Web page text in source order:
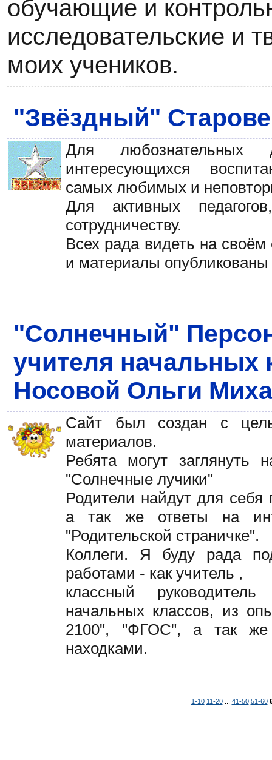
обучающие и
исследовательские и
моих учеников.
"Звёздный"
Для любознательных
интересующихся
самых любимых и
Для активных
сотрудничеству.
Всех рада видеть на
и материалы
"Солнечный"
учителя начальных
Носовой Ольги
Сайт был создан с
материалов.
Ребята могут заглянуть
"Солнечные лучики"
Родители найдут для себя
а так же ответы на
"Родительской страничке".
Коллеги. Я буду рада
работами - как учитель ,
классный
начальных классов, из
2100", "ФГОС", а так же
находками.
1-10 11-20 41-50 51-60